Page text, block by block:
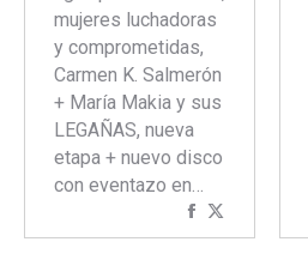
mujeres luchadoras
y comprometidas,
Carmen K. Salmerón
+ María Makia y sus
LEGAÑAS, nueva
etapa + nuevo disco
con eventazo en…
Compartir
concon